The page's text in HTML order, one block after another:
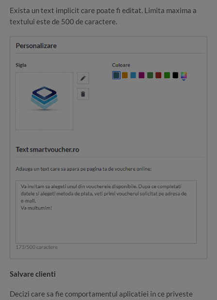
Exista un text implicit care poate fi editat. Limita maxima a
textului este de 500 de caractere.
Salvare clienti
Decizi care sa fie comportamentul aplicatiei in ce priveste